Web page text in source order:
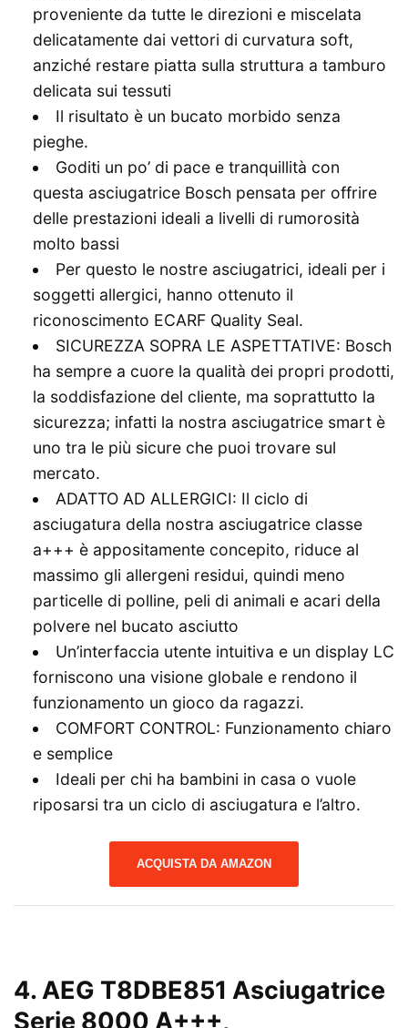
proveniente da tutte le direzioni e miscelata
delicatamente dai vettori di curvatura soft,
anziché restare piatta sulla struttura a tamburo
delicata sui tessuti
Il risultato è un bucato morbido senza
pieghe.
Goditi un po’ di pace e tranquillità con
questa asciugatrice Bosch pensata per offrire
delle prestazioni ideali a livelli di rumorosità
molto bassi
Per questo le nostre asciugatrici, ideali per i
soggetti allergici, hanno ottenuto il
riconoscimento ECARF Quality Seal.
SICUREZZA SOPRA LE ASPETTATIVE: Bosch
ha sempre a cuore la qualità dei propri prodotti,
la soddisfazione del cliente, ma soprattutto la
sicurezza; infatti la nostra asciugatrice smart è
uno tra le più sicure che puoi trovare sul
mercato.
ADATTO AD ALLERGICI: Il ciclo di
asciugatura della nostra asciugatrice classe
a+++ è appositamente concepito, riduce al
massimo gli allergeni residui, quindi meno
particelle di polline, peli di animali e acari della
polvere nel bucato asciutto
Un’interfaccia utente intuitiva e un display LC
forniscono una visione globale e rendono il
funzionamento un gioco da ragazzi.
COMFORT CONTROL: Funzionamento chiaro
e semplice
Ideali per chi ha bambini in casa o vuole
riposarsi tra un ciclo di asciugatura e l’altro.
ACQUISTA DA AMAZON
4. AEG T8DBE851 Asciugatrice
Serie 8000 A+++,